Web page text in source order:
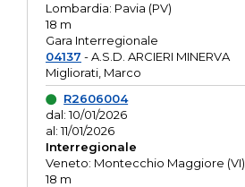
Lombardia: Pavia (PV)
18 m
Gara Interregionale
04137 - A.S.D. ARCIERI MINERVA
Migliorati, Marco
R2606004
dal: 10/01/2026
al: 11/01/2026
Interregionale
Veneto: Montecchio Maggiore (VI)
18 m